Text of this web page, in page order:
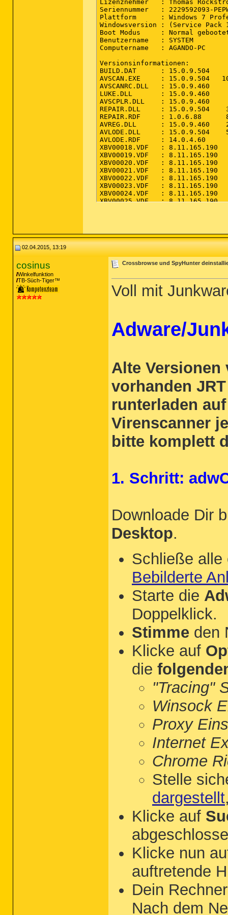
ides) - C:\Users\Agando\AppData\Local\Google\Chrome\User Data\Default\Extensions\aapocclcgogkmnckokdopfmhonfmgoek [2015-02-25]
CHR Extension: (Google Docs) - C:\Users\Agando\AppData\Local\Google\Chrome\User Data\Default\Extensions\aohghmighlieiainnegkcijnfilokake [2015-02-25]
CHR Extension: (Google Drive) - C:\Users\Agando\AppData\Local\Google\Chrome\User Data\Default\Extensions\apdfllckaahabafndbhieahigkjlhalf [2015-02-25]
CHR Extension: (YouTube) -
02.04.2015, 13:19
cosinus
Winkelfunktion
TB-Süch-Tiger™
Crossbrowse und SpyHunter
Voll mit
Adware/
Alte Versionen
vorhanden
runterladen
Virenscanner
bitte komplett
1. Schritt:
Downloade Dir
Desktop.
Schließe alle
Bebilderte
Starte die
Doppelklick.
Stimme den
Klicke auf
die
"Tracing"
Winsock
Proxy
Internet
Chrome
Stelle
dargestellt
Klicke auf
Klicke nun
auftretende
Dein
Nach dem